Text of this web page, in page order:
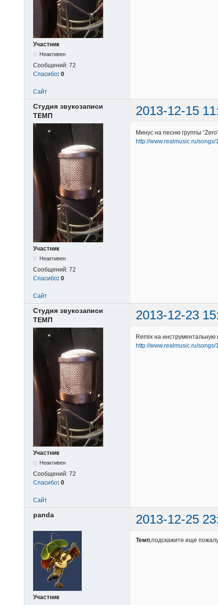
Участник
Неактивен
Сообщений: 72
Спасибо: 0
Сайт
Студия звукозаписи
ТЕМП
2013-12-15
Участник
Неактивен
Сообщений: 72
Спасибо: 0
Минус на песню группы
http://www.realmusic.ru/songs/
Сайт
Студия звукозаписи
ТЕМП
2013-12-23
Участник
Неактивен
Сообщений: 72
Спасибо: 0
Remix на инструментальную
http://www.realmusic.ru/songs/
Сайт
panda 2013-12-25
Участник
Темп ,подскажите еще